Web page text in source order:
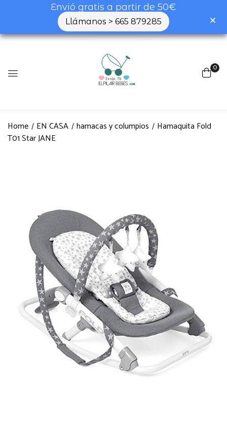
Envió gratis a partir de 50€
Llámanos > 665 879285
0
Home EN CASA hamacas y columpios
Hamaquita Fold
T01 Star JANE